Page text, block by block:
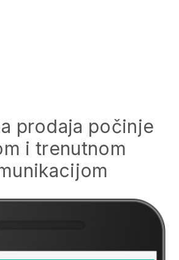
prodaja počinje
i trenutnom